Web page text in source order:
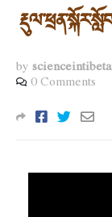
by
0 Comments